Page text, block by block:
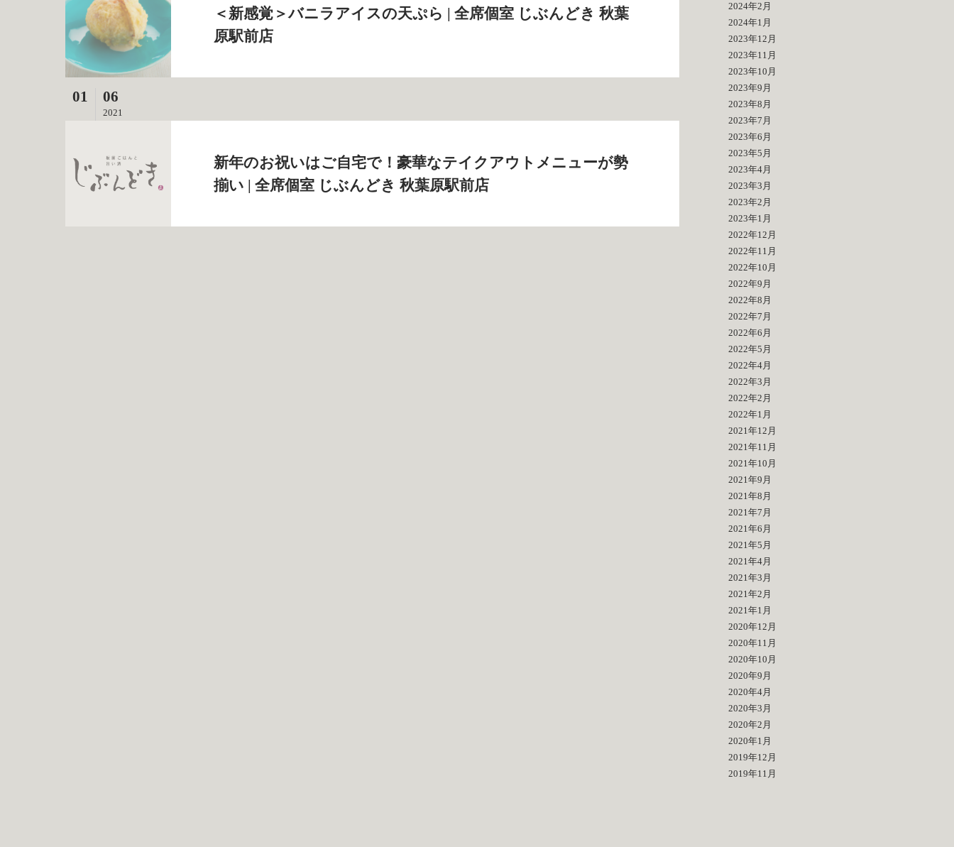
＜新感覚＞バニラアイスの天ぷら | 全席個室 じぶんどき 秋葉
原駅前店
01 06
2021
新年のお祝いはご自宅で！豪華なテイクアウトメニューが勢
揃い | 全席個室 じぶんどき 秋葉原駅前店
2024年2月
2024年1月
2023年12月
2023年11月
2023年10月
2023年9月
2023年8月
2023年7月
2023年6月
2023年5月
2023年4月
2023年3月
2023年2月
2023年1月
2022年12月
2022年11月
2022年10月
2022年9月
2022年8月
2022年7月
2022年6月
2022年5月
2022年4月
2022年3月
2022年2月
2022年1月
2021年12月
2021年11月
2021年10月
2021年9月
2021年8月
2021年7月
2021年6月
2021年5月
2021年4月
2021年3月
2021年2月
2021年1月
2020年12月
2020年11月
2020年10月
2020年9月
2020年4月
2020年3月
2020年2月
2020年1月
2019年12月
2019年11月